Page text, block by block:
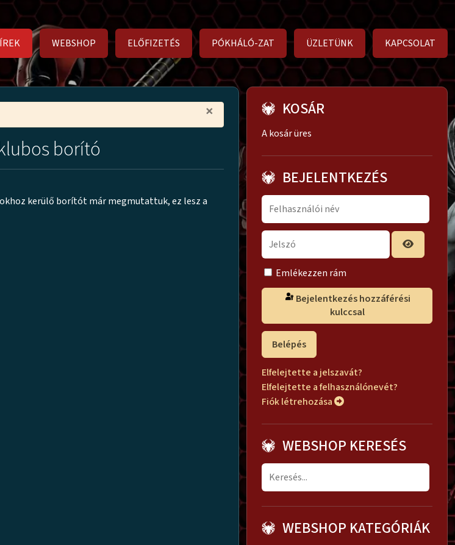
WEBSHOP ELŐFIZETÉS PÓKHÁLÓ-ZAT ÜZLETÜNK KAPCSOLAT
×
borító
kerülő borítót már megmutattuk, ez lesz a
KOSÁR
A kosár üres
BEJELENTKEZÉS
Emlékezzen rám
kulccsal
Belépés
Elfelejtette a jelszavát?
Elfelejtette a felhasználónevét?
Fiók létrehozása
WEBSHOP KERESÉS
WEBSHOP KATEGÓRIÁK